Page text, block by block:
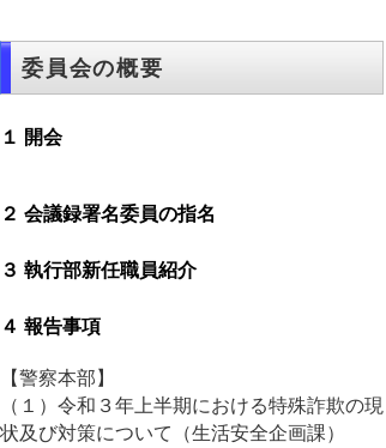
委員会の概要
１ 開会
２ 会議録署名委員の指名
３ 執行部新任職員紹介
４ 報告事項
【警察本部】
（１）令和３年上半期における特殊詐欺の現
状及び対策について（生活安全企画課）